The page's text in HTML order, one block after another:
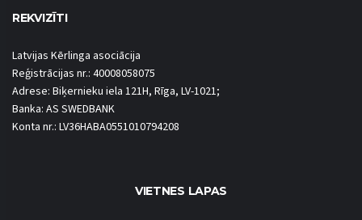
REKVIZĪTI
Latvijas Kērlinga asociācija
Reģistrācijas nr.: 40008058075
Adrese: Biķernieku iela 121H, Rīga, LV-1021;
Banka: AS SWEDBANK
Konta nr.: LV36HABA0551010794208
VIETNES LAPAS